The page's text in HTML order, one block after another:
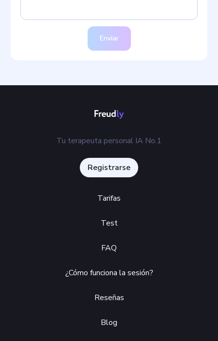
Enviar
Tu terapeuta personal IA No.1
Registrarse
Tarifas
Test
FAQ
¿Cómo funciona la sesión?
Reseñas
Blog